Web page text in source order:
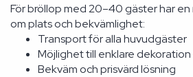
För bröllop med 20–40 gäster har
om plats och bekvämlighet:
Transport för alla huvudgäster
Möjlighet till enklare dekoration
Bekväm och prisvärd lösning